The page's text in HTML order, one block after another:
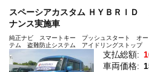
スペーシアカスタム ＨＹＢＲＩ
ナンス実施車
純正ナビ スマートキー プッシュスタート オ
テム 盗難防止システム アイドリングストップ
支払総額:
車両価格: